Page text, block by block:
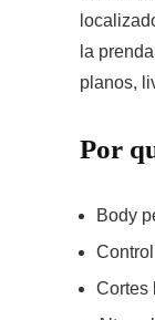
la
planos,
Por
Body
Cortes